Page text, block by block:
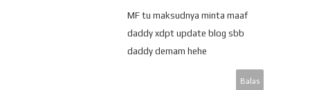
MF tu maksudnya minta maaf
daddy xdpt update blog sbb
daddy demam hehe
Balas